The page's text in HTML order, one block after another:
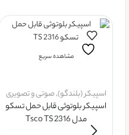
مشاهده سریع
اسپیکر (بلندگو),صوتی و تصویری
اسپیکر بلوتوثی قابل حمل تسکو
مدل Tsco TS 2316